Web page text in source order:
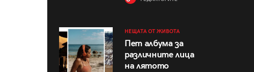
НЕЩАТА ОТ ЖИВОТА
Пет албума за
различните лица
на лятото